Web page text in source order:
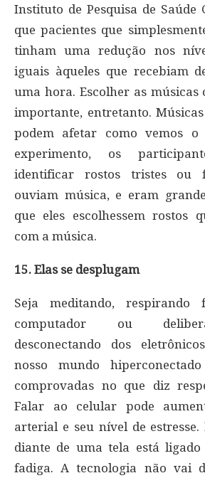
Instituto de Pesquisa de Saúde
que pacientes que
tinham uma redução nos
iguais àqueles que recebiam
uma hora. Escolher as
importante, entretanto.
podem afetar como vemos
experimento, os
identificar rostos tristes ou
ouviam música, e eram
que eles escolhessem rostos
com a música.
15. Elas se desplugam
Seja meditando, respirando
computador ou
desconectando dos
nosso mundo
comprovadas no que diz
Falar ao celular pode
arterial e seu nível de
diante de uma tela está ligado
fadiga. A tecnologia não vai